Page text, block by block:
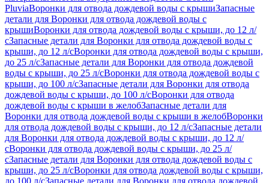
PluviaВоронки для отвода дождевой воды с крышиЗапасные
детали для Воронки для отвода дождевой воды с
крышиВоронки для отвода дождевой воды с крыши, до 12 л/
сЗапасные детали для Воронки для отвода дождевой воды с
крыши, до 12 л/сВоронки для отвода дождевой воды с крыши,
до 25 л/сЗапасные детали для Воронки для отвода дождевой
воды с крыши, до 25 л/сВоронки для отвода дождевой воды с
крыши, до 100 л/сЗапасные детали для Воронки для отвода
дождевой воды с крыши, до 100 л/сВоронки для отвода
дождевой воды с крыши в желобЗапасные детали для
Воронки для отвода дождевой воды с крыши в желобВоронки
для отвода дождевой воды с крыши, до 12 л/сЗапасные детали
для Воронки для отвода дождевой воды с крыши, до 12 л/
сВоронки для отвода дождевой воды с крыши, до 25 л/
сЗапасные детали для Воронки для отвода дождевой воды с
крыши, до 25 л/сВоронки для отвода дождевой воды с крыши,
до 100 л/сЗапасные детали для Воронки для отвода дождевой